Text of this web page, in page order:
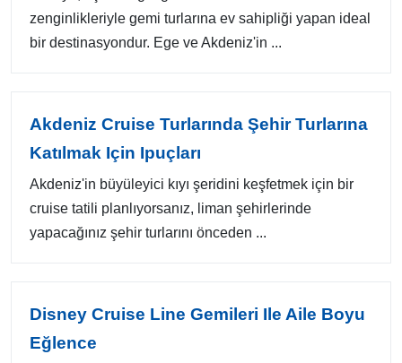
zenginlikleriyle gemi turlarına ev sahipliği yapan ideal
bir destinasyondur. Ege ve Akdeniz'in ...
Akdeniz Cruise Turlarında Şehir Turlarına
Katılmak Için Ipuçları
Akdeniz'in büyüleyici kıyı şeridini keşfetmek için bir
cruise tatili planlıyorsanız, liman şehirlerinde
yapacağınız şehir turlarını önceden ...
Disney Cruise Line Gemileri Ile Aile Boyu
Eğlence